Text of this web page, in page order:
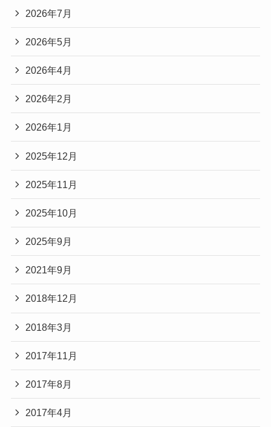
2026年7月
2026年5月
2026年4月
2026年2月
2026年1月
2025年12月
2025年11月
2025年10月
2025年9月
2021年9月
2018年12月
2018年3月
2017年11月
2017年8月
2017年4月